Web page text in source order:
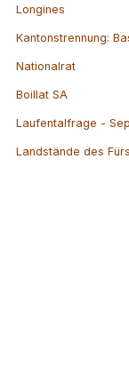
Longines
Kantonstrennung:
Nationalrat
Boillat SA
Laufentalfrage -
Landstände des